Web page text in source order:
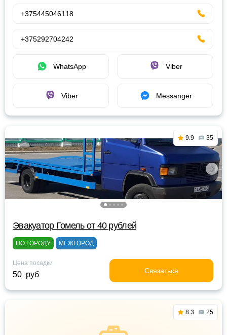
+375445046118
+375292704242
WhatsApp Viber
Viber Messanger
9.9 35
Эвакуатор Гомель от 40 рублей
ПО ГОРОДУ МЕЖГОРОД
Цена посадки
50 руб Связаться
8.3 25